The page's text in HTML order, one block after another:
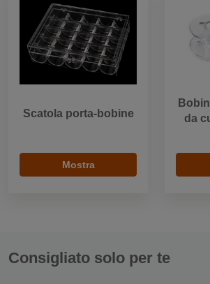
Scatola porta-bobine
Mostra
da
Consigliato solo per te